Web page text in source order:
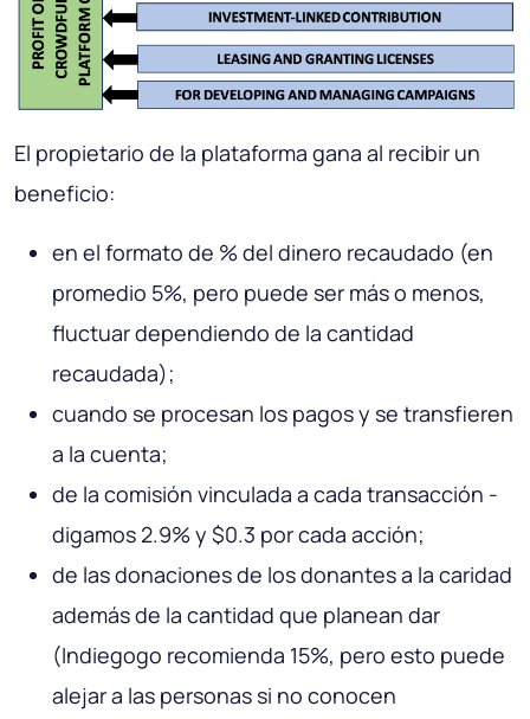
El propietario de la plataforma gana al recibir un
beneficio:
en el formato de % del dinero recaudado (en
promedio 5%, pero puede ser más o menos,
fluctuar dependiendo de la cantidad
recaudada);
cuando se procesan los pagos y se transfieren
a la cuenta;
de la comisión vinculada a cada transacción -
digamos 2.9% y $0.3 por cada acción;
de las donaciones de los donantes a la caridad
además de la cantidad que planean dar
(Indiegogo recomienda 15%, pero esto puede
alejar a las personas si no conocen